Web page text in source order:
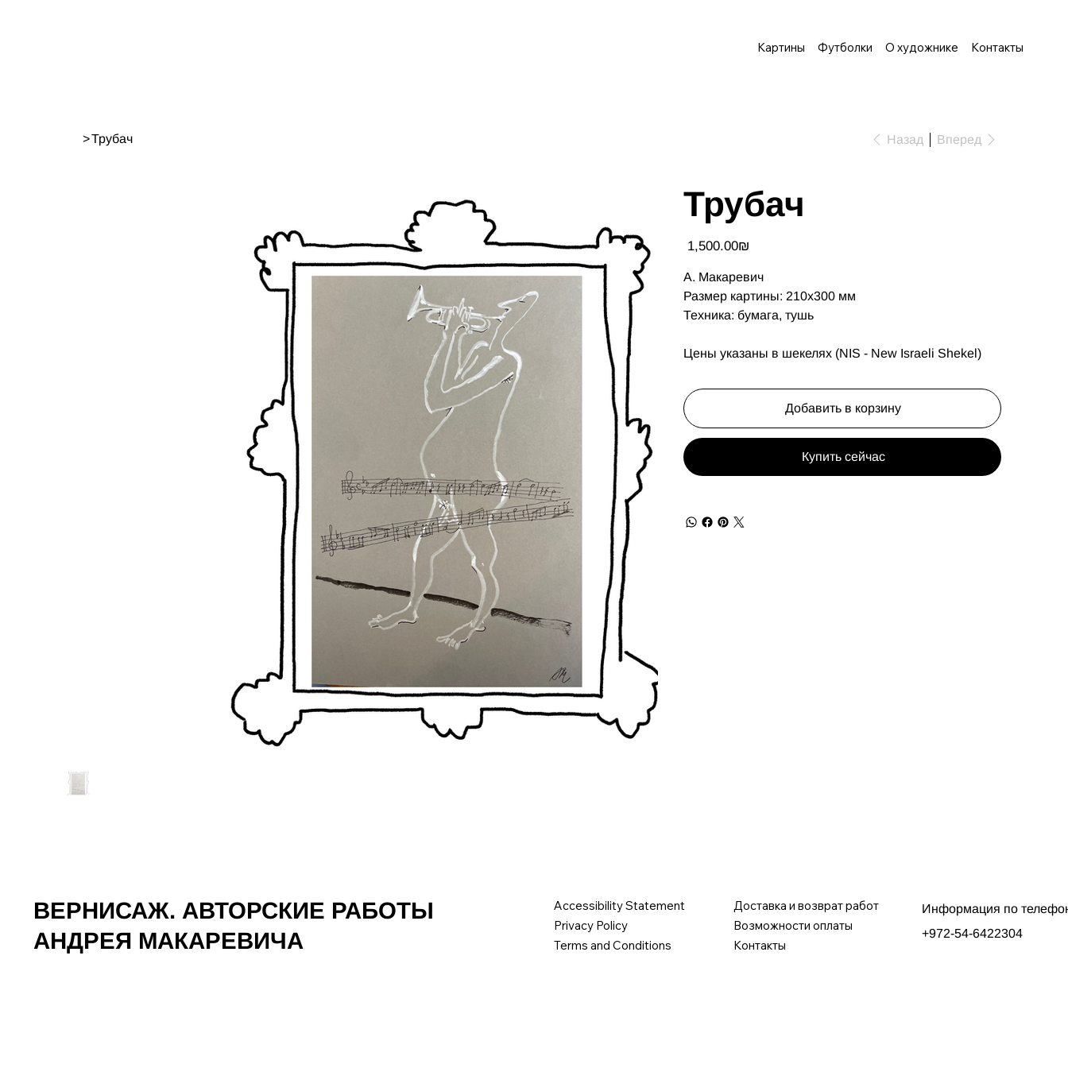
Картины Футболки О художнике Контакты
>Трубач Назад Вперед
Трубач
Цена ‏1,500.00 ‏₪
А. Макаревич
Размер картины: 210х300 мм
Техника: бумага, тушь
Цены указаны в шекелях (NIS - New Israeli Shekel)
Добавить в корзину
Купить сейчас
ВЕРНИСАЖ. АВТОРСКИЕ РАБОТЫ
АНДРЕЯ МАКАРЕВИЧА
Accessibility Statement
Privacy Policy
Terms and Conditions
Доставка и возврат работ
Возможности оплаты
Контакты
Информация по
+972-54-6422304